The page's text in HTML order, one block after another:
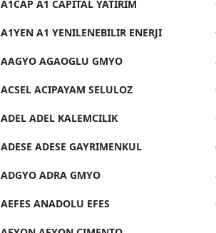
A1CAP A1 CAPITAL YATIRIM
A1YEN A1 YENILENEBILIR ENERJI
AAGYO AGAOGLU GMYO
ACSEL ACIPAYAM SELULOZ
ADEL ADEL KALEMCILIK
ADESE ADESE GAYRIMENKUL
ADGYO ADRA GMYO
AEFES ANADOLU EFES